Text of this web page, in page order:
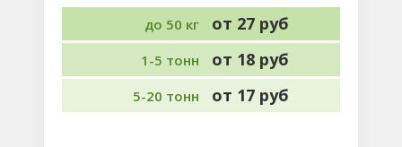
до 50 кг от 27 руб
1-5 тонн от 18 руб
5-20 тонн от 17 руб